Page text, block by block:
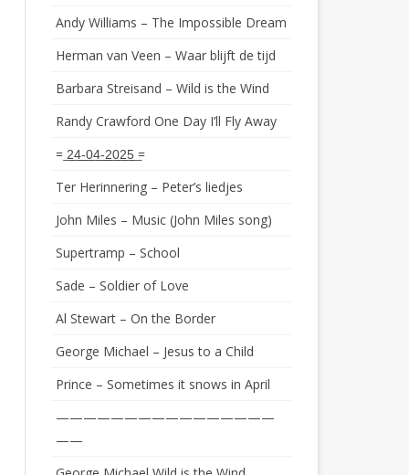
Andy Williams – The Impossible Dream
Herman van Veen – Waar blijft de tijd
Barbara Streisand – Wild is the Wind
Randy Crawford One Day I’ll Fly Away
= ͟2͟4͟-͟0͟4͟-͟2͟0͟2͟5͟ =
Ter Herinnering – Peter’s liedjes
John Miles – Music (John Miles song)
Supertramp – School
Sade – Soldier of Love
Al Stewart – On the Border
George Michael – Jesus to a Child
Prince – Sometimes it snows in April
————————————————
——